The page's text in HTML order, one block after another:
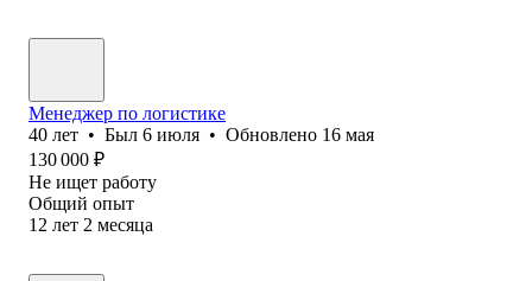
Менеджер по логистике
40 лет • Был 6 июля • Обновлено 16 мая
130 000 ₽
Не ищет работу
Общий опыт
12 лет 2 месяца